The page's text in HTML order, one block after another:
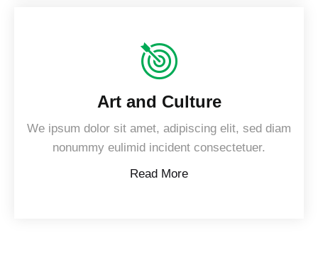
Art and Culture
We ipsum dolor sit amet, adipiscing elit, sed diam
nonummy eulimid incident consectetuer.
Read More